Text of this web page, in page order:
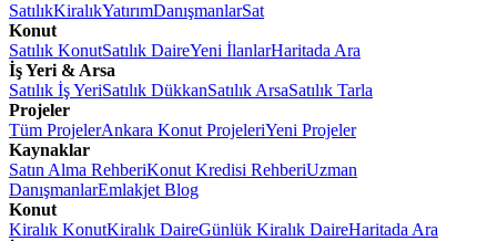
SatılıkKiralıkYatırımDanışmanlarSat
Konut
Satılık KonutSatılık DaireYeni İlanlarHaritada Ara
İş Yeri & Arsa
Satılık İş YeriSatılık DükkanSatılık ArsaSatılık Tarla
Projeler
Tüm ProjelerAnkara Konut ProjeleriYeni Projeler
Kaynaklar
Satın Alma RehberiKonut Kredisi RehberiUzman
DanışmanlarEmlakjet Blog
Konut
Kiralık KonutKiralık DaireGünlük Kiralık DaireHaritada Ara